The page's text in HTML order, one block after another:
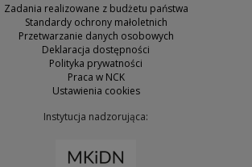
Zadania realizowane z budżetu państwa
Standardy ochrony małoletnich
Przetwarzanie danych osobowych
Deklaracja dostępności
Polityka prywatności
Praca w NCK
Ustawienia cookies
Instytucja nadzorująca: